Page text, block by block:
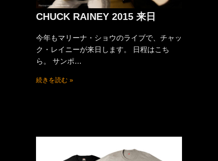
CHUCK RAINEY 2015 来日
今年もマリーナ・ショウのライブで、チャッ
ク・レイニーが来日します。 日程はこち
ら。 サンポ…
続きを読む »